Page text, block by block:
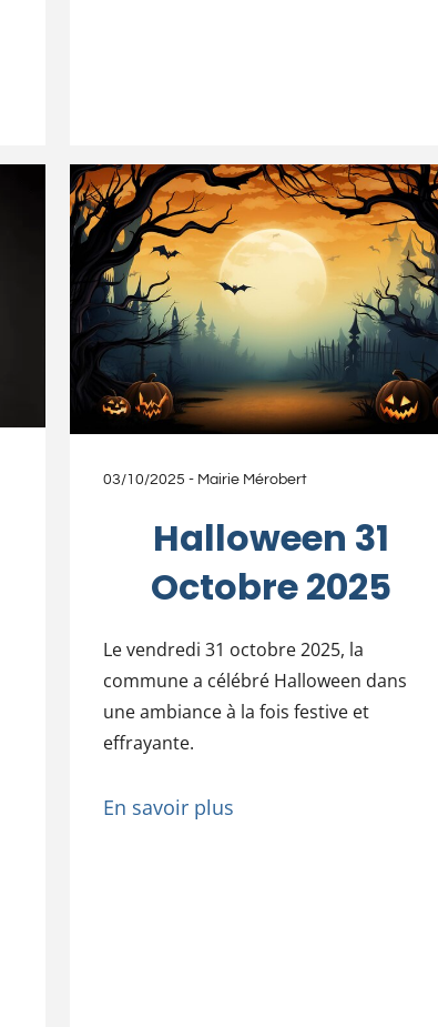
03/10/2025 - Mairie Mérobert
Halloween 31
Octobre 2025
Le vendredi 31 octobre 2025, la
commune a célébré Halloween dans
une ambiance à la fois festive et
effrayante.
En savoir plus